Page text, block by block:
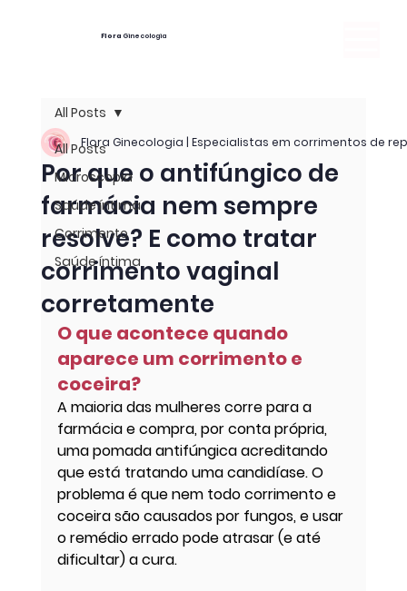
Flora Ginecologia
All Posts
Microscopia
Saúde íntima
Corrimento
Saúde íntima
All Posts
Por que o antifúngico de
farmácia nem sempre
resolve? E como tratar
corrimento vaginal
corretamente
Flora Ginecologia | Especialistas em corrimentos de
O que acontece quando
aparece um corrimento e
coceira?
A maioria das mulheres corre para a
farmácia e compra, por conta própria,
uma pomada antifúngica acreditando
que está tratando uma candidíase. O
problema é que nem todo corrimento e
coceira são causados por fungos, e usar
o remédio errado pode atrasar (e até
dificultar) a cura.